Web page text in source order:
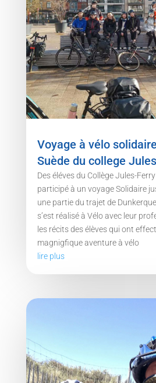
Voyage à vélo
Suède du college
Des éléves du Collège Jules-
participé à un voyage Solidaire
une partie du trajet de
s’est réalisé à Vélo avec leur
les récits des élèves qui ont
magnigfique aventure à vélo
lire plus